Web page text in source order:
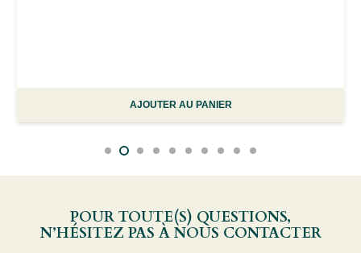
AJOUTER AU PANIER
POUR TOUTE(S) QUESTIONS,
N’HÉSITEZ PAS À NOUS CONTACTER